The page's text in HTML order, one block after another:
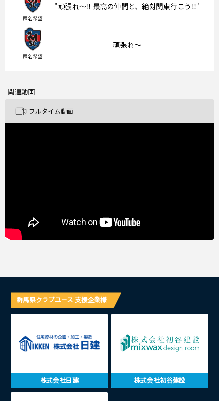
匿名希望
"頑張れ〜‼️ 最高の仲間と、絶対関東行こう‼️"
匿名希望
頑張れ〜
関連動画
フルタイム動画
群馬県クラブユース 支援企業様
株式会社日建 株式会社初谷建設